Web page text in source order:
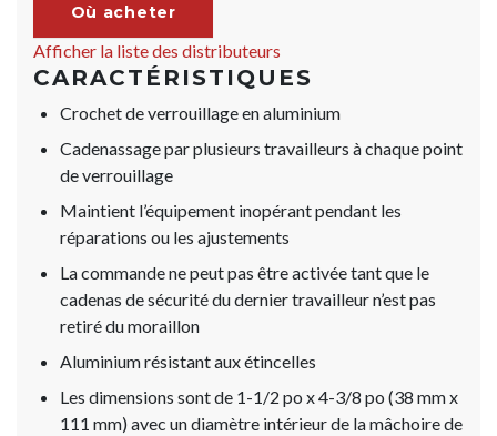
Où acheter
Afficher la liste des distributeurs
CARACTÉRISTIQUES
Crochet de verrouillage en aluminium
Cadenassage par plusieurs travailleurs à chaque point
de verrouillage
Maintient l’équipement inopérant pendant les
réparations ou les ajustements
La commande ne peut pas être activée tant que le
cadenas de sécurité du dernier travailleur n’est pas
retiré du moraillon
Aluminium résistant aux étincelles
Les dimensions sont de 1-1/2 po x 4-3/8 po (38 mm x
111 mm) avec un diamètre intérieur de la mâchoire de